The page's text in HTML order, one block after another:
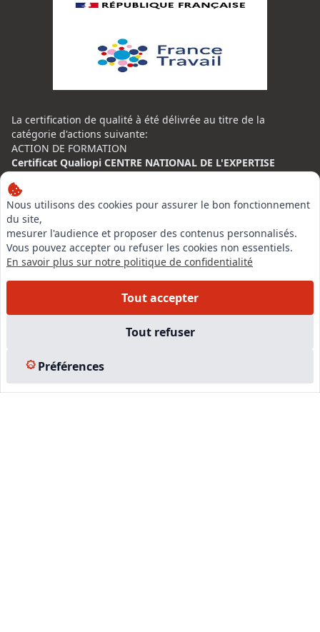
Nous utilisons des cookies pour assurer le bon fonctionnement
du site,
mesurer l'audience et proposer des contenus personnalisés.
Vous pouvez accepter ou refuser les cookies non essentiels.
En savoir plus sur notre politique de confidentialité
Tout accepter
Tout refuser
Préférences
La certification de qualité à été délivrée au titre de la
catégorie d'actions suivante:
ACTION DE FORMATION
Certificat Qualiopi CENTRE NATIONAL DE L'EXPERTISE
CONTACT
Centre National de l’Expertise (CNE)
20 rue Henri Regnault, 75014 Paris
N°VERT : 0800 00 80 89